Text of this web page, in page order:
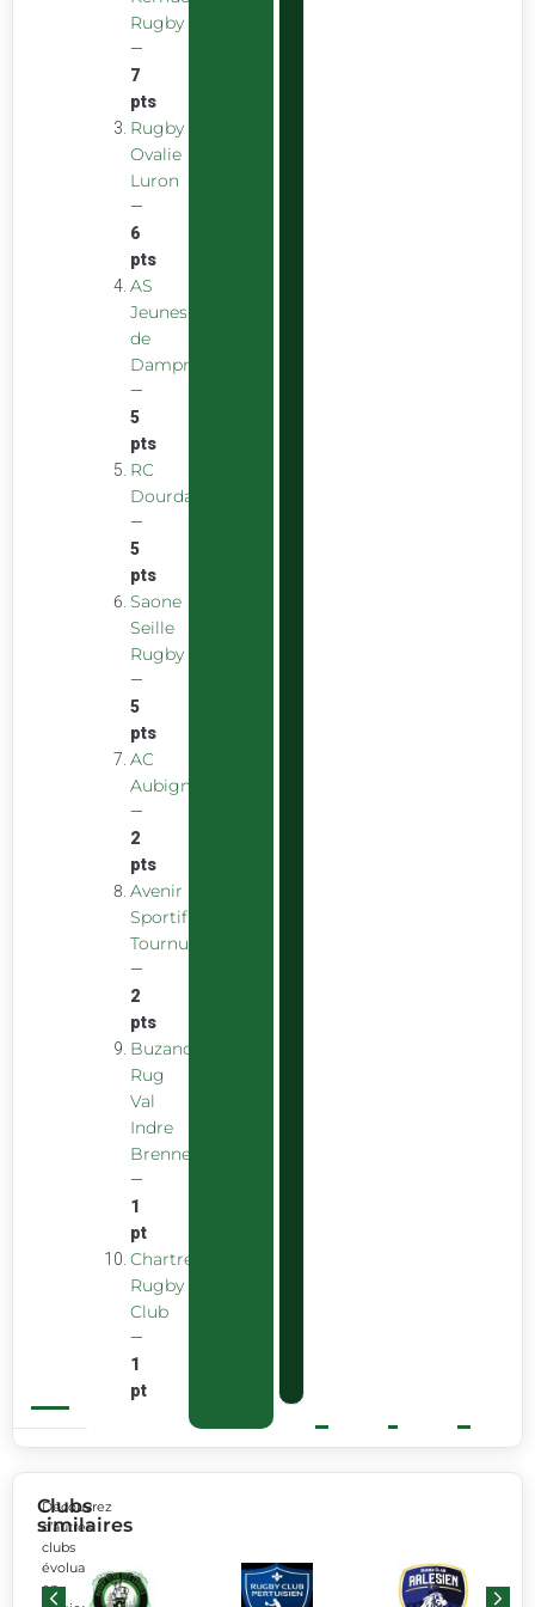
Rugby
—
7
pts
Rugby
Ovalie
Luron
—
6
pts
AS
Jeunes
de
Dampniat
—
5
pts
RC
Dourdan
—
5
pts
Saone
Seille
Rugby
—
5
pts
AC
Aubigny
—
2
pts
Avenir
Sportif
Tournus
—
2
pts
Buzancais
Rug
Val
Indre
Brenne
—
1
pt
Chartreuse
Rugby
Club
—
1
pt
Clubs
similaires
Découvrez
d’autres
clubs
évoluant
en